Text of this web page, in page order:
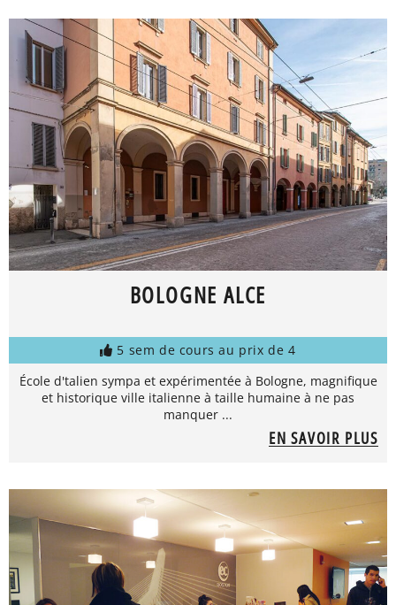
BOLOGNE ALCE
5 sem de cours au prix de 4
École d'talien sympa et expérimentée à Bologne, magnifique
et historique ville italienne à taille humaine à ne pas
manquer ...
EN SAVOIR PLUS